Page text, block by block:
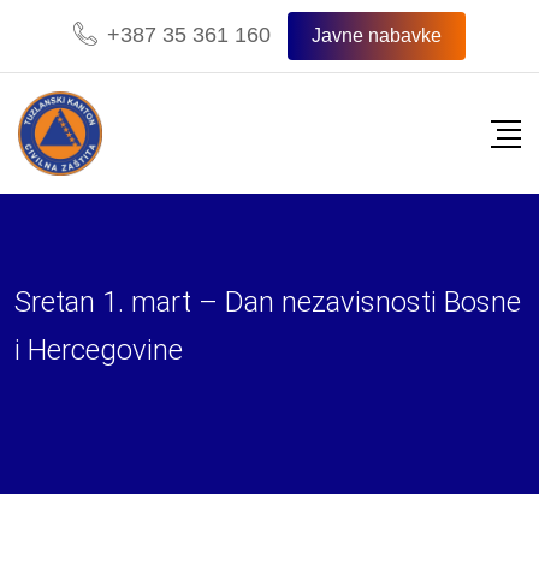
content
+387 35 361 160 Javne nabavke
Sretan 1. mart – Dan nezavisnosti Bosne
i Hercegovine